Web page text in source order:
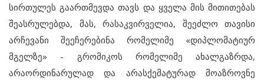
სირთულეს გაართმევდა თავს და ყველა მის მითითებას
შეასრულებდა, მას, რასაკვირველია, შეეძლო თავისი
არჩევანი შეეჩერებინა რომელიმე «დიპლომატიურ
მგელზე» - გრომიკოს რომელიმე ახალგაზრდა,
არაორდინარულად და არასქემატურად მოაზროვნე